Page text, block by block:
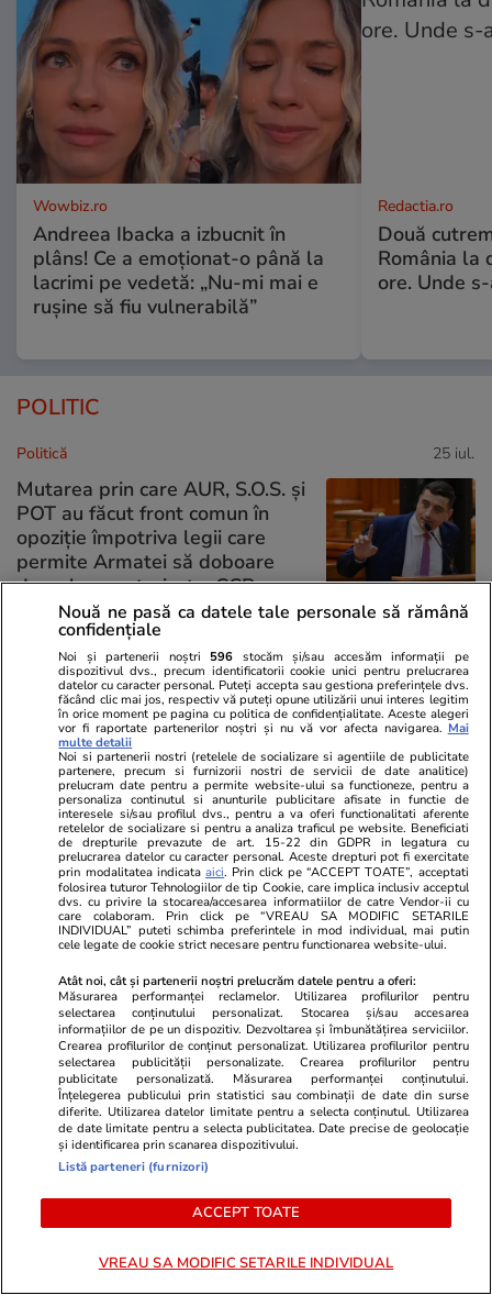
Wowbiz.ro
Andreea Ibacka a izbucnit în
plâns! Ce a emoționat-o până la
lacrimi pe vedetă: „Nu-mi mai e
rușine să fiu vulnerabilă”
Redactia.ro
Două
România la
ore. Unde
POLITIC
Politică 25 iul.
Mutarea prin care AUR, S.O.S. și
POT au făcut front comun în
opoziție împotriva legii care
permite Armatei să doboare
dronele neautorizate. CCR a
tranșat definitiv disputa
Politică 25 iul.
Cum a apărut Mirabela
Grădinaru la întâlnirea cu
președinta Indiei, Droupadi
Murmu, la Palatul Cotroceni.
Motivul pentru care a ales o
rochie galbenă
PARTENERI
după numărul de locuințe. Cum
au schimbat comunele
Steagul
tribune la
Nouă ne pasă ca datele tale personale să rămână
confidențiale
Noi și partenerii noștri 596 stocăm și/sau accesăm informații pe
dispozitivul dvs., precum identificatorii cookie unici pentru prelucrarea
datelor cu caracter personal. Puteți accepta sau gestiona preferințele dvs.
făcând clic mai jos, respectiv vă puteți opune utilizării unui interes legitim
în orice moment pe pagina cu politica de confidențialitate. Aceste alegeri
vor fi raportate partenerilor noștri și nu vă vor afecta navigarea. Mai
multe detalii
Noi si partenerii nostri (retelele de socializare si agentiile de publicitate
partenere, precum si furnizorii nostri de servicii de date analitice)
prelucram date pentru a permite website-ului sa functioneze, pentru a
personaliza continutul si anunturile publicitare afisate in functie de
interesele si/sau profilul dvs., pentru a va oferi functionalitati aferente
retelelor de socializare si pentru a analiza traficul pe website. Beneficiati
de drepturile prevazute de art. 15-22 din GDPR in legatura cu
prelucrarea datelor cu caracter personal. Aceste drepturi pot fi exercitate
prin modalitatea indicataaici. Prin click pe “ACCEPT TOATE”, acceptati
folosirea tuturor Tehnologiilor de tip Cookie, care implica inclusiv acceptul
dvs. cu privire la stocarea/accesarea informatiilor de catre Vendor-ii cu
care colaboram. Prin click pe “VREAU SA MODIFIC SETARILE
INDIVIDUAL” puteti schimba preferintele in mod individual, mai putin
cele legate de cookie strict necesare pentru functionarea website-ului.
Atât noi, cât și partenerii noștri prelucrăm datele pentru a oferi:
Măsurarea performanței reclamelor. Utilizarea profilurilor pentru
selectarea conținutului personalizat. Stocarea și/sau accesarea
informațiilor de pe un dispozitiv. Dezvoltarea și îmbunătățirea serviciilor.
Crearea profilurilor de conținut personalizat. Utilizarea profilurilor pentru
selectarea publicității personalizate. Crearea profilurilor pentru
publicitate personalizată. Măsurarea performanței conținutului.
Înțelegerea publicului prin statistici sau combinații de date din surse
diferite. Utilizarea datelor limitate pentru a selecta conținutul. Utilizarea
de date limitate pentru a selecta publicitatea. Date precise de geolocație
și identificarea prin scanarea dispozitivului.
Listă parteneri (furnizori)
ACCEPT TOATE
VREAU SA MODIFIC SETARILE INDIVIDUAL